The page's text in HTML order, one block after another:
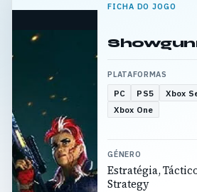
FICHA DO JOGO
PLATAFORMAS
PC PS5 Xbox
Xbox One
GÉNERO
Estratégia,
Strategy